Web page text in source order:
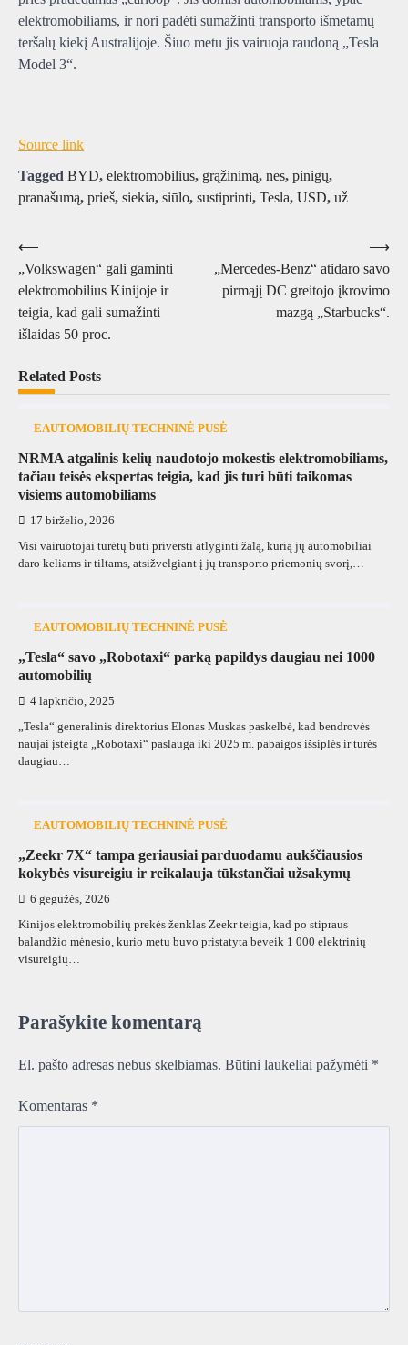
elektromobiliams, ir nori padėti sumažinti transporto išmetamų
teršalų kiekį Australijoje. Šiuo metu jis vairuoja raudoną „Tesla
Model 3“.
Source link
Tagged BYD, elektromobilius, grąžinimą, nes, pinigų,
pranašumą, prieš, siekia, siūlo, sustiprinti, Tesla, USD, už
Navigacija
tarp
įrašų
⟵
„Volkswagen“ gali gaminti
elektromobilius Kinijoje ir
teigia, kad gali sumažinti
išlaidas 50 proc.
„Mercedes-Benz“ atidaro savo
pirmąjį DC greitojo įkrovimo
mazgą „Starbucks“.
⟶
Related Posts
EAUTOMOBILIŲ TECHNINĖ PUSĖ
NRMA atgalinis kelių naudotojo mokestis elektromobiliams,
tačiau teisės ekspertas teigia, kad jis turi būti taikomas
visiems automobiliams
17 birželio, 2026
Visi vairuotojai turėtų būti priversti atlyginti žalą, kurią jų automobiliai
daro keliams ir tiltams, atsižvelgiant į jų transporto priemonių svorį,…
EAUTOMOBILIŲ TECHNINĖ PUSĖ
„Tesla“ savo „Robotaxi“ parką papildys daugiau nei 1000
automobilių
4 lapkričio, 2025
„Tesla“ generalinis direktorius Elonas Muskas paskelbė, kad bendrovės
naujai įsteigta „Robotaxi“ paslauga iki 2025 m. pabaigos išsiplės ir turės
daugiau…
EAUTOMOBILIŲ TECHNINĖ PUSĖ
„Zeekr 7X“ tampa geriausiai parduodamu aukščiausios
kokybės visureigiu ir reikalauja tūkstančiai užsakymų
6 gegužės, 2026
Kinijos elektromobilių prekės ženklas Zeekr teigia, kad po stipraus
balandžio mėnesio, kurio metu buvo pristatyta beveik 1 000 elektrinių
visureigių…
Parašykite komentarą
El. pašto adresas nebus skelbiamas. Būtini laukeliai pažymėti *
Komentaras *